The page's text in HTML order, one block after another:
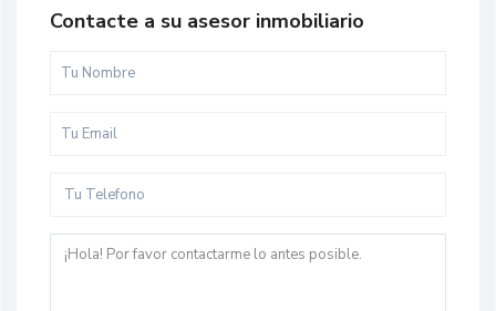
Contacte a su asesor inmobiliario